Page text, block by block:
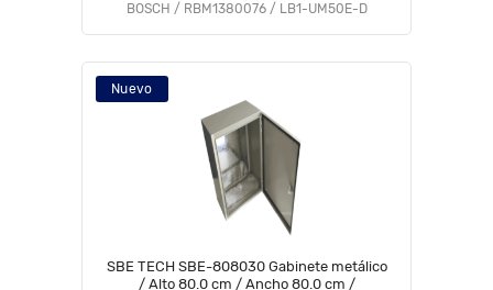
BOSCH / RBM1380076 / LB1-UM50E-D
Nuevo
SBE TECH SBE-808030 Gabinete metálico
/ Alto 80.0 cm / Ancho 80.0 cm /